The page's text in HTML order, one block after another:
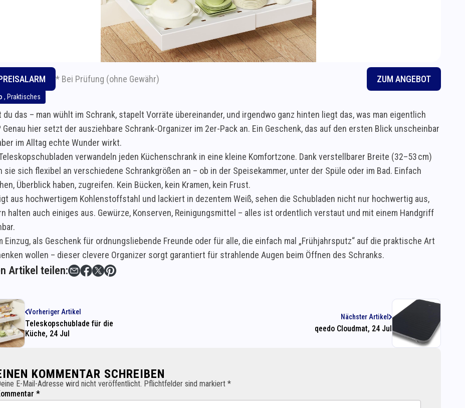
* Bei Prüfung (ohne Gewähr) ZUM ANGEBOT
, Praktisches
du das – man wühlt im Schrank, stapelt Vorräte übereinander, und irgendwo ganz hinten liegt das, was man eigentlich
Genau hier setzt der ausziehbare Schrank-Organizer im 2er-Pack an. Ein Geschenk, das auf den ersten Blick unscheinbar
im Alltag echte Wunder wirkt.
verwandeln jeden Küchenschrank in eine kleine Komfortzone. Dank verstellbarer Breite (32–53 cm)
sie sich flexibel an verschiedene Schrankgrößen an – ob in der Speisekammer, unter der Spüle oder im Bad. Einfach
Überblick haben, zugreifen. Kein Bücken, kein Kramen, kein Frust.
aus hochwertigem Kohlenstoffstahl und lackiert in dezentem Weiß, sehen die Schubladen nicht nur hochwertig aus,
halten auch einiges aus. Gewürze, Konserven, Reinigungsmittel – alles ist ordentlich verstaut und mit einem Handgriff
Einzug, als Geschenk für ordnungsliebende Freunde oder für alle, die einfach mal „Frühjahrsputz“ auf die praktische Art
wollen – dieser clevere Organizer sorgt garantiert für strahlende Augen beim Öffnen des Schranks.
Artikel teilen:
Vorheriger Artikel
Teleskopschublade für die
Küche, 24 Jul
Nächster Artikel
qeedo Cloudmat, 24 Jul
KOMMENTAR SCHREIBEN
E-Mail-Adresse wird nicht veröffentlicht. Pflichtfelder sind markiert *
*